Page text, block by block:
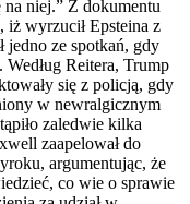
na niej.” Z dokumentu
iż wyrzucił Epsteina z
jedno ze spotkań, gdy
Reitera, Trump
się z policją, gdy
w newralgicznym
zaledwie kilka
zaapelował do
argumentując, że
co wie o sprawie